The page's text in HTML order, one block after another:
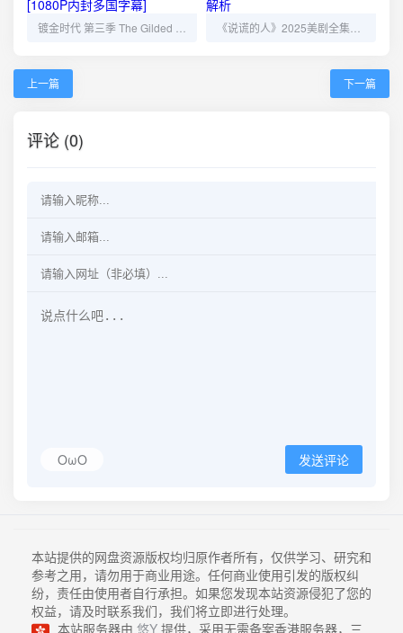
上一篇 下一篇
评论 (0)
OωO 发送评论
本站提供的网盘资源版权均归原作者所有，仅供学习、研究和
参考之用，请勿用于商业用途。任何商业使用引发的版权纠
纷，责任由使用者自行承担。如果您发现本站资源侵犯了您的
权益，请及时联系我们，我们将立即进行处理。
本站服务器由 悠Y 提供，采用无需备案香港服务器，三